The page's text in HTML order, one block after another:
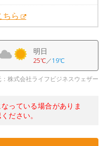
ちら
明日
25℃／19℃
株式会社ライフビジネスウェザー
っている場合がありま
ださい。